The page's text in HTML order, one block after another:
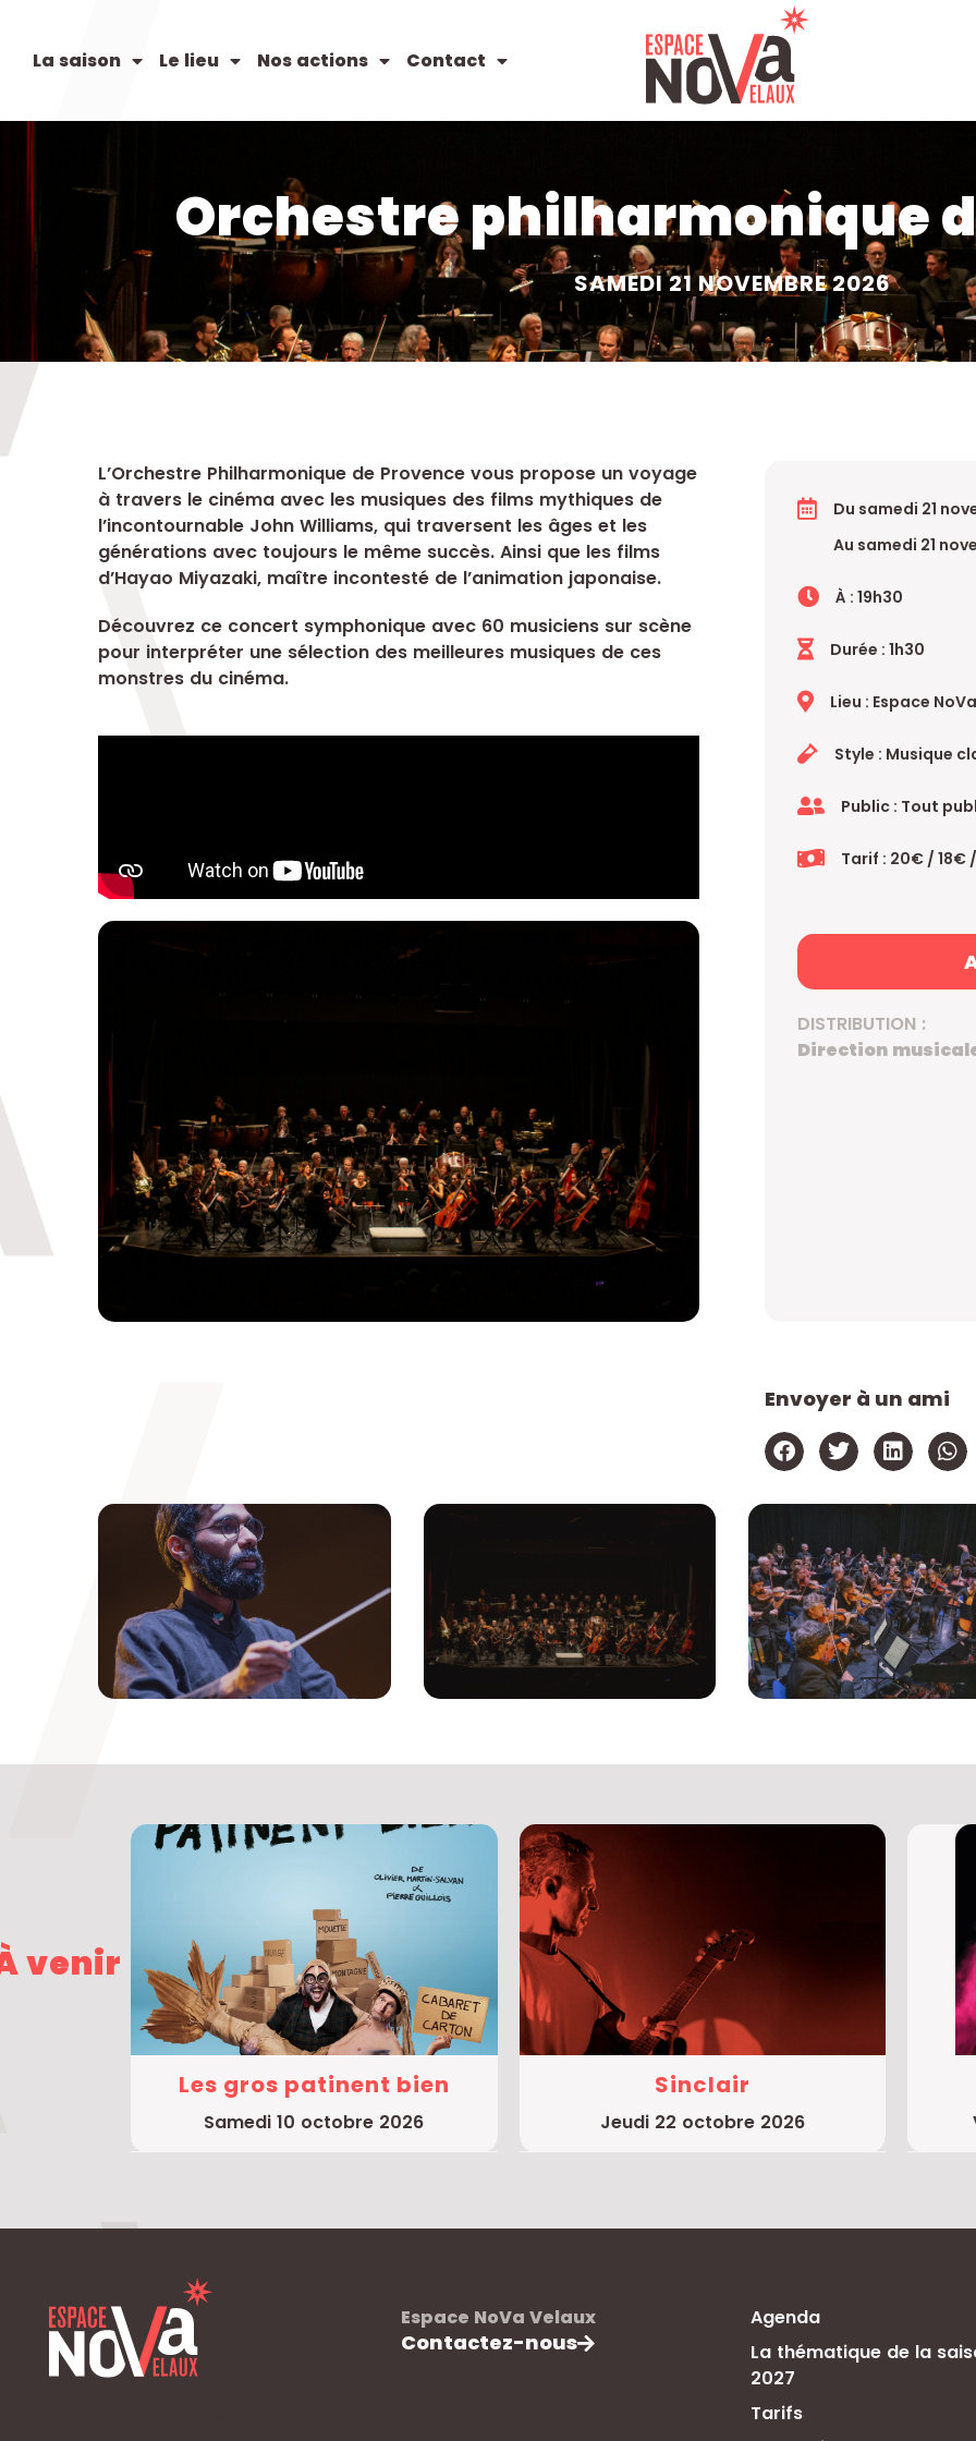
La saison Le lieu Nos actions Contact
Orchestre philharmonique
SAMEDI 21 NOVEMBRE 2026
L’Orchestre Philharmonique de Provence vous propose un voyage
à travers le cinéma avec les musiques des films mythiques de
l’incontournable John Williams, qui traversent les âges et les
générations avec toujours le même succès. Ainsi que les films
d’Hayao Miyazaki, maître incontesté de l’animation japonaise.
Découvrez ce concert symphonique avec 60 musiciens sur scène
pour interpréter une sélection des meilleures musiques de ces
monstres du cinéma.
Du samedi 21
Au samedi 21
À : 19h30
Durée : 1h30
Lieu : Espace
Style : Musique
Public : Tout
Tarif : 20€ / 18€
DISTRIBUTION :
Direction
Envoyer à un ami
venir
Les gros patinent bien
samedi 10 octobre 2026
Sinclair
jeudi 22 octobre 2026
Espace NoVa Velaux
Contactez-nous
Agenda
La thématique de la
2027
Tarifs